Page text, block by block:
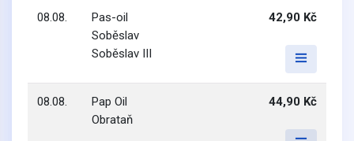
08.08.
Pas-oil
Soběslav
Soběslav III
42,90 Kč
08.08.
Pap Oil
Obrataň
44,90 Kč